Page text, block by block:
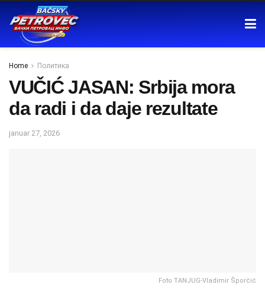
Home Политика
VUČIĆ JASAN: Srbija mora
da radi i da daje rezultate
januar 27, 2026
Foto TANJUG-Vladimir Šporčić